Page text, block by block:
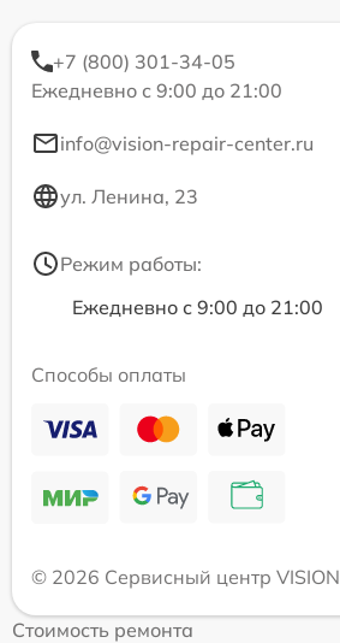
+7 (800) 301-34-05
Ежедневно с 9:00 до 21:00
info@vision-repair-center.ru
ул. Ленина, 23
Режим работы:
Ежедневно с 9:00 до 21:00
Способы оплаты
© 2026 Сервисный центр VISION
Стоимость ремонта